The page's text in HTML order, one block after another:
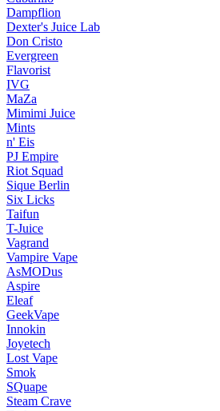
Dampflion
Dexter's Juice Lab
Don Cristo
Evergreen
Flavorist
IVG
MaZa
Mimimi Juice
Mints
n' Eis
PJ Empire
Riot Squad
Sique Berlin
Six Licks
Taifun
T-Juice
Vagrand
Vampire Vape
AsMODus
Aspire
Eleaf
GeekVape
Innokin
Joyetech
Lost Vape
Smok
SQuape
Steam Crave